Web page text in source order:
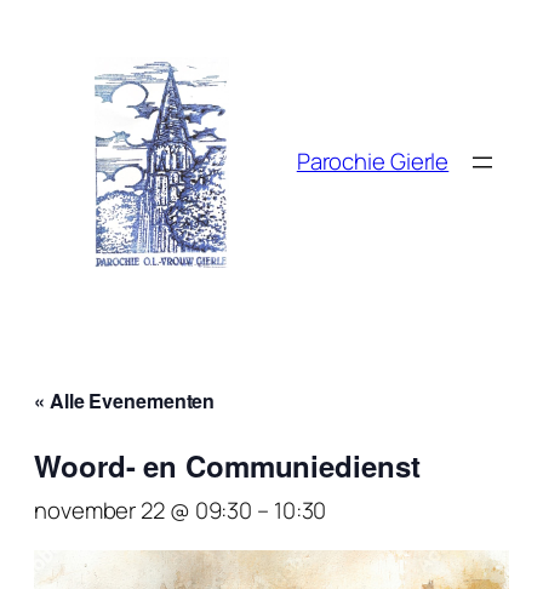
Parochie Gierle
« Alle Evenementen
Woord- en Communiedienst
november 22 @ 09:30 – 10:30